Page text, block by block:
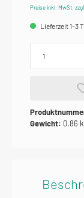
Preise inkl. MwSt.
Lieferzeit 1-3
Gewicht: 0.86